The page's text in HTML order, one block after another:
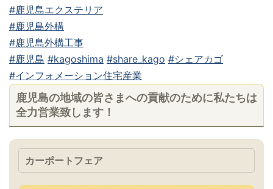
#鹿児島エクステリア
#鹿児島外構
#鹿児島外構工事
#鹿児島 #kagoshima #share_kago #シェアカゴ
#インフォメーション住宅産業
鹿児島の地域の皆さまへの貢献のために私たちは
全力営業致します！
カーポートフェア